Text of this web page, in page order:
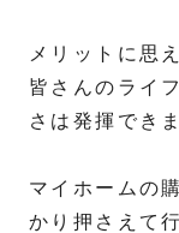
メリットに思
皆さんのライ
さは発揮でき
マイホームの
かり押さえて